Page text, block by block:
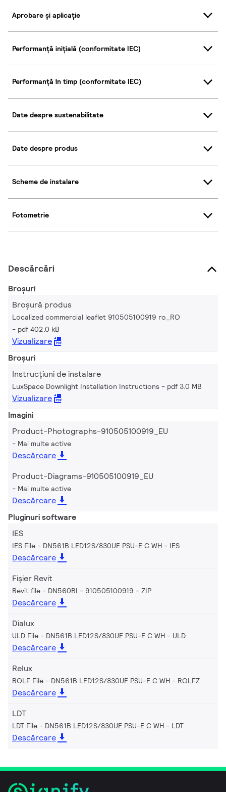
Aprobare și aplicație
Performanță inițială (conformitate IEC)
Performanță în timp (conformitate IEC)
Date despre sustenabilitate
Date despre produs
Scheme de instalare
Fotometrie
Descărcări
Broșuri
Broșură produs
Localized commercial leaflet 910505100919 ro_RO
pdf 402.0 kB
Vizualizare
Broșuri
Instrucțiuni de instalare
LuxSpace Downlight Installation Instructions pdf 3.0 MB
Vizualizare
Imagini
Product-Photographs-910505100919_EU
Mai multe active
Descărcare
Product-Diagrams-910505100919_EU
Mai multe active
Descărcare
Pluginuri software
IES
IES File - DN561B LED12S/830UE PSU-E C WH IES
Descărcare
Fișier Revit
Revit file - DN560BI - 910505100919 ZIP
Descărcare
Dialux
ULD File - DN561B LED12S/830UE PSU-E C WH ULD
Descărcare
Relux
ROLF File - DN561B LED12S/830UE PSU-E C WH ROLFZ
Descărcare
LDT
LDT File - DN561B LED12S/830UE PSU-E C WH LDT
Descărcare